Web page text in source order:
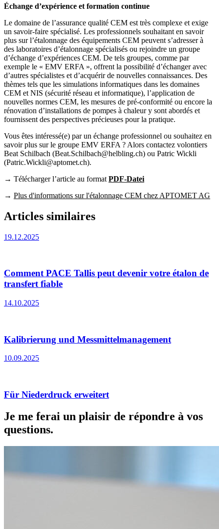
Échange d’expérience et formation continue
Le domaine de l’assurance qualité CEM est très complexe et exige
un savoir-faire spécialisé. Les professionnels souhaitant en savoir
plus sur l’étalonnage des équipements CEM peuvent s’adresser à
des laboratoires d’étalonnage spécialisés ou rejoindre un groupe
d’échange d’expériences CEM. De tels groupes, comme par
exemple le « EMV ERFA », offrent la possibilité d’échanger avec
d’autres spécialistes et d’acquérir de nouvelles connaissances. Des
thèmes tels que les simulations informatiques dans les domaines
CEM et NIS (sécurité réseau et informatique), l’application de
nouvelles normes CEM, les mesures de pré-conformité ou encore la
rénovation d’installations de pompes à chaleur y sont abordés et
fournissent des perspectives précieuses pour la pratique.
Vous êtes intéressé(e) par un échange professionnel ou souhaitez en
savoir plus sur le groupe EMV ERFA ? Alors contactez volontiers
Beat Schilbach (Beat.Schilbach@helbling.ch) ou Patric Wickli
(Patric.Wickli@aptomet.ch).
→ Télécharger l’article au format PDF-Datei
→ Plus d'informations sur l'étalonnage CEM chez APTOMET AG
Articles similaires
19.12.2025
Comment PACE Tallis peut devenir votre étalon de
transfert fiable
14.10.2025
Kalibrierung und Messmittelmanagement
10.09.2025
Für Niederdruck erweitert
Je me ferai un plaisir de répondre à vos
questions.